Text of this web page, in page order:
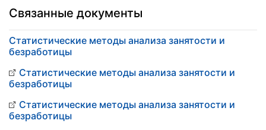
Связанные документы
Статистические методы анализа занятости и
безработицы
Статистические методы анализа занятости и
безработицы
Статистические методы анализа занятости и
безработицы